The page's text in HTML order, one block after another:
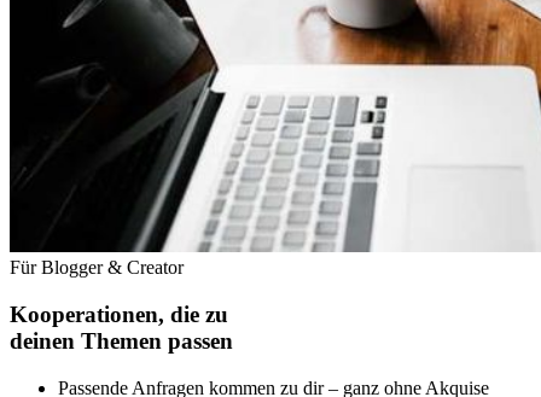
Für Blogger & Creator
Kooperationen, die zu
deinen Themen passen
Passende Anfragen kommen zu dir – ganz ohne Akquise